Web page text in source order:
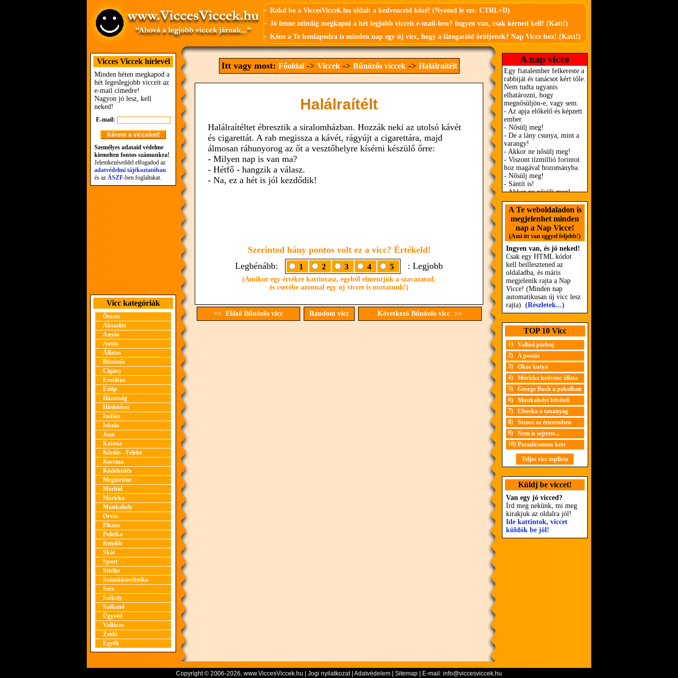
- Rakd be a ViccesViccek.hu oldalt a kedvenceid közé! (Nyomd le ezt: CTRL+D)
- Jó lenne mindig megkapni a hét legjobb vicceit e-mail-ben? Ingyen van, csak kérned kell! (Katt!)
- Kéne a Te honlapodra is minden nap egy új vicc, hogy a látogatóid örüljenek? Nap Vicce box! (Katt!)
Vicces Viccek hírlevél
Minden héten megkapod a
hét legeslegjobb vicceit az
e-mail címedre!
Nagyon jó lesz, kell
neked!
E-mail:
Személyes adataid védelme
kiemelten fontos számunkra!
Jelentkezéseddel elfogadod az
adatvédelmi tájékoztatóban
és az ÁSZF-ben foglaltakat.
Vicc kategóriák
Összes
Abszolút
Anyós
Autós
Állatos
Bűnözős
Cigány
Erotikus
Etióp
Házasság
Hirdetéses
Indián
Iskola
Jean
Katona
Kérdés - Felelet
Kocsma
Közlekedés
Megtörtént
Morbid
Móricka
Munkahely
Orvos
Pikáns
Politika
Rendőr
Skót
Sport
Stirlitz
Számítástechnika
Szex
Székely
Szőkenő
Ügyvéd
Vallásos
Zsidó
Egyéb
Itt vagy most: Főoldal-> Viccek-> Bűnözős viccek-> Halálraítélt
Halálraítélt
Halálraítéltet ébresztik a siralomházban. Hozzák neki az utolsó kávét
és cigarettát. A rab megissza a kávét, rágyújt a cigarettára, majd
álmosan ráhunyorog az őt a vesztőhelyre kísérni készülő őrre:
- Milyen nap is van ma?
- Hétfő - hangzik a válasz.
- Na, ez a hét is jól kezdődik!
Szerinted hány pontos volt ez a vicc? Értékeld!
Legbénább:
1 2 3 4 5 : Legjobb
(Amikor egy értékre kattintasz, egyből elmentjük a szavazatod,
és cserébe azonnal egy új viccet is mutatunk!)
<< Előző Bűnözős vicc Random vicc Következő Bűnözős vicc >>
A nap vicce
A Te weboldaladon is
megjelenhet minden
nap a Nap Vicce!
(Ami itt van eggyel feljebb!)
Ingyen van, és jó neked!
Csak egy HTML kódot
kell beillesztened az
oldaladba, és máris
megjelenik rajta a Nap
Vicce! (Minden nap
automatikusan új vicc lesz
rajta). (Részletek...)
TOP 10 Vicc
1)
Vallási párbaj
2)
A postás
3)
Okos kutya
4)
Móricka kedvenc állata
5)
George Bush a pokolban
6)
Munkahelyi felvételi
7)
Uborka a tananyag
8)
Strucc az étteremben
9)
Nem is sejtette...
10) Paradicsomos kert
Teljes vicc toplista
Küldj be viccet!
Van egy jó vicced?
Írd meg nekünk, mi meg
kirakjuk az oldalra jól!
Ide kattintok, viccet
küldök be jól!
Copyright © 2006-2026, www.ViccesViccek.hu | Jogi nyilatkozat| Adatvédelem Sitemap | E-mail: info@viccesviccek.hu